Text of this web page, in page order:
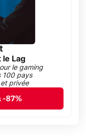
le Lag
le gaming
100 pays
et privée
-87%